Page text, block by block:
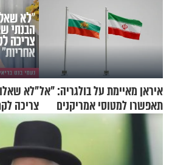
איראן מאיימת על בולגריה: "אל
תאפשרו למטוסי אמריקנים
להמריא מהשטח שלכם"
"לא
צריכה
בנט